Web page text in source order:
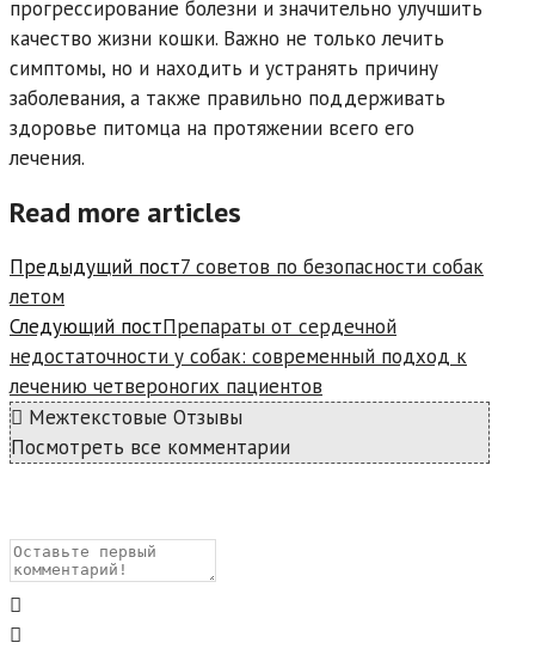
прогрессирование болезни и значительно улучшить
качество жизни кошки. Важно не только лечить
симптомы, но и находить и устранять причину
заболевания, а также правильно поддерживать
здоровье питомца на протяжении всего его
лечения.
Read more articles
Предыдущий пост7 советов по безопасности собак
летом
Следующий постПрепараты от сердечной
недостаточности у собак: современный подход к
лечению четвероногих пациентов
Межтекстовые Отзывы
Посмотреть все комментарии